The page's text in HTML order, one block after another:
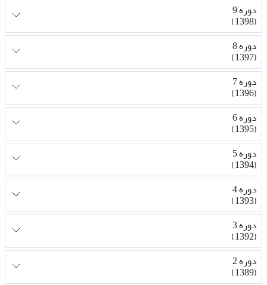
دوره 9
(1398)
دوره 8
(1397)
دوره 7
(1396)
دوره 6
(1395)
دوره 5
(1394)
دوره 4
(1393)
دوره 3
(1392)
دوره 2
(1389)